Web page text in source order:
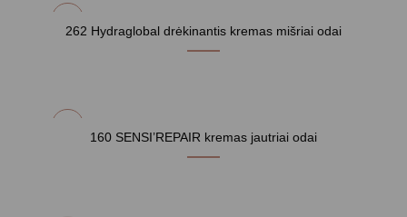
262 Hydraglobal drėkinantis kremas mišriai odai
160 SENSI’REPAIR kremas jautriai odai